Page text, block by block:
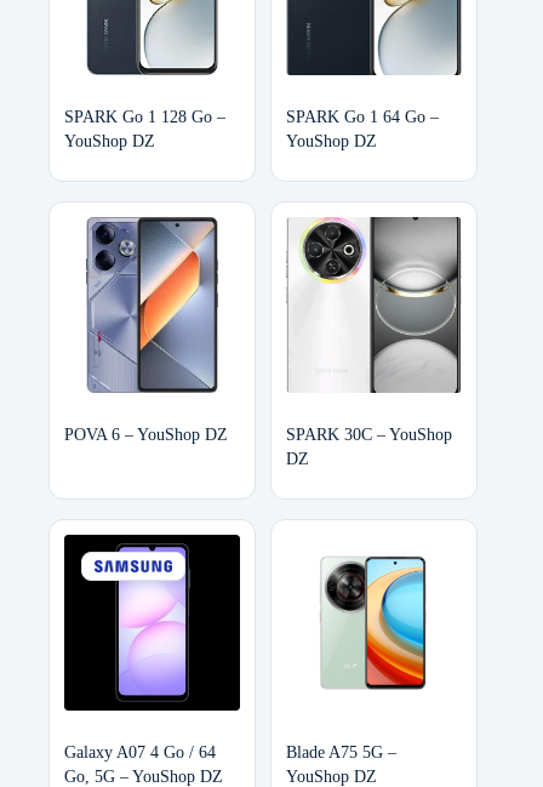
SPARK Go 1 128 Go –
YouShop DZ
SPARK Go 1 64 Go –
YouShop DZ
POVA 6 – YouShop DZ
SPARK 30C – YouShop
DZ
Galaxy A07 4 Go / 64
Go, 5G – YouShop DZ
Blade A75 5G –
YouShop DZ